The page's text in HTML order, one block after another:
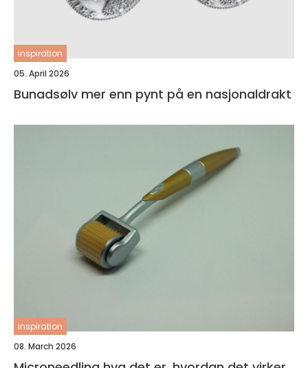
inspiration
05. April 2026
Bunadsølv mer enn pynt på en nasjonaldrakt
inspiration
08. March 2026